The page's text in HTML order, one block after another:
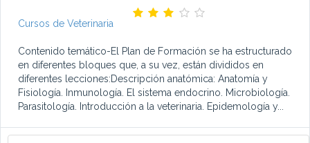
Cursos de Veterinaria
Contenido temático-El Plan de Formación se ha estructurado
en diferentes bloques que, a su vez, están divididos en
diferentes lecciones:Descripción anatómica: Anatomía y
Fisiología. Inmunología. El sistema endocrino. Microbiología.
Parasitología. Introducción a la veterinaria. Epidemología y...